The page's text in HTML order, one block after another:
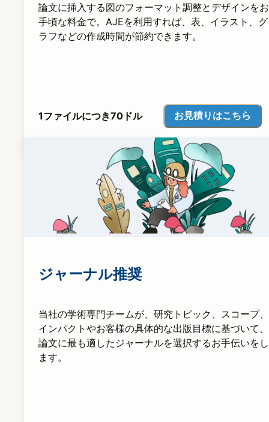
論文に挿入する図のフォーマット調整とデザインをお
手頃な料金で。AJEを利用すれば、表、イラスト、グ
ラフなどの作成時間が節約できます。
1ファイルにつき70ドル お見積りはこちら
ジャーナル推奨
当社の学術専門チームが、研究トピック、スコープ、
インパクトやお客様の具体的な出版目標に基づいて、
論文に最も適したジャーナルを選択するお手伝いをし
ます。